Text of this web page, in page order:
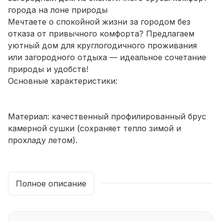
города на лоне природы
Мечтаете о спокойной жизни за городом без
отказа от привычного комфорта? Предлагаем
уютный дом для круглогодичного проживания
или загородного отдыха — идеальное сочетание
природы и удобств!
Основные характеристики:
Материал: качественный профилированный брус
камерной сушки (сохраняет тепло зимой и
прохладу летом).
Площадь дома: 65 кв. м.
Планировка: 2 просторные комнаты, современная
Полное описание